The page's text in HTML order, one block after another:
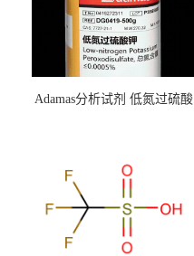
Adamas分析试剂 低氮过硫酸
（泰坦现货供应）